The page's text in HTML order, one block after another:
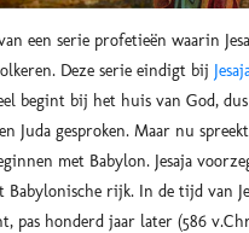
een serie profetieën waarin
Deze serie eindigt bij
begint bij het huis van God,
Juda gesproken. Maar nu spreekt
met Babylon. Jesaja
rijk. In de tijd van
pas honderd jaar later (586